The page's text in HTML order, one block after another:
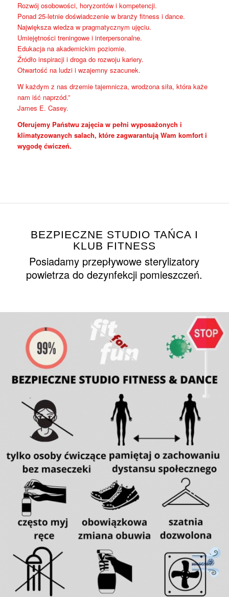
Rozwój osobowości, horyzontów i kompetencji.
Ponad 25-letnie doświadczenie w branży fitness i dance.
Największa wiedza w pragmatycznym ujęciu.
Umiejętności treningowe i interpersonalne.
Edukacja na akademickim poziomie.
Źródło inspiracji i droga do rozwoju kariery.
Otwartość na ludzi i wzajemny szacunek.
W każdym z nas drzemie tajemnicza, wrodzona siła, która każe
nam iść naprzód.”
James E. Casey.
Oferujemy Państwu zajęcia w pełni wyposażonych i
klimatyzowanych salach, które zagwarantują Wam komfort i
wygodę ćwiczeń.
BEZPIECZNE STUDIO TAŃCA I
KLUB FITNESS
Posiadamy przepływowe sterylizatory
powietrza do dezynfekcji pomieszczeń.